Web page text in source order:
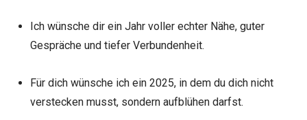
Ich wünsche dir ein Jahr voller echter Nähe, guter
Gespräche und tiefer Verbundenheit.
Für dich wünsche ich ein 2025, in dem du dich nicht
verstecken musst, sondern aufblühen darfst.